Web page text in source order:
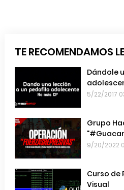
TE RECOMENDAMOS
Dándole
5/22/2017
Grupo
emails de
9/20/2022
Curso de
Visual